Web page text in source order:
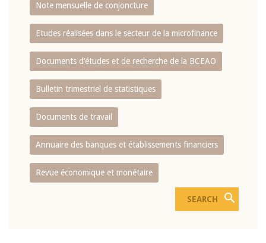
Note mensuelle de conjoncture
Etudes réalisées dans le secteur de la microfinance
Documents d’études et de recherche de la BCEAO
Bulletin trimestriel de statistiques
Documents de travail
Annuaire des banques et établissements financiers
Revue économique et monétaire